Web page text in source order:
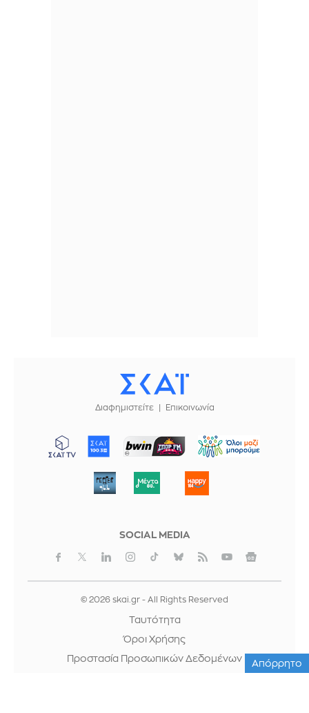
Διαφημιστείτε Επικοινωνία
ΜΠΟΡΟΥΜΕ
SOCIAL MEDIA
© 2026 skai.gr - All Rights Reserved
Ταυτότητα
Όροι Χρήσης
Προστασία Προσωπικών Δεδομένων
Απόρρητο